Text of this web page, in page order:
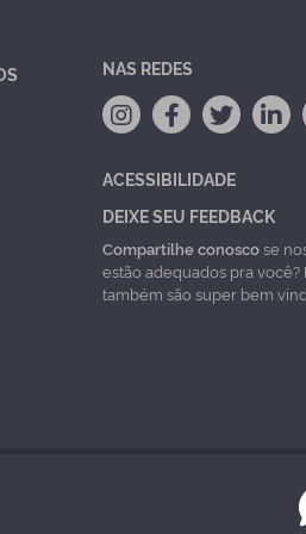
NAS REDES
ACESSIBILIDADE
DEIXE SEU FEEDBACK
Compartilhe conoscose
estão adequados pra você?
também são super bem